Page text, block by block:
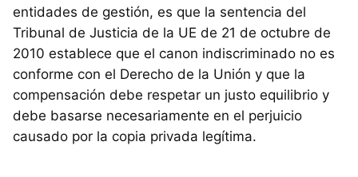
entidades de gestión, es que la sentencia del
Tribunal de Justicia de la UE de 21 de octubre de
2010 establece que el canon indiscriminado no es
conforme con el Derecho de la Unión y que la
compensación debe respetar un justo equilibrio y
debe basarse necesariamente en el perjuicio
causado por la copia privada legítima.